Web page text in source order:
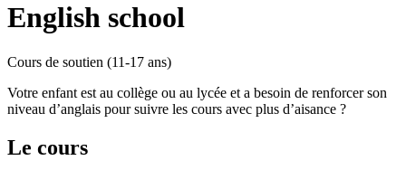
English school
Cours de soutien (11-17 ans)
Votre enfant est au collège ou au lycée et a besoin de renforcer son
niveau d’anglais pour suivre les cours avec plus d’aisance ?
Le cours